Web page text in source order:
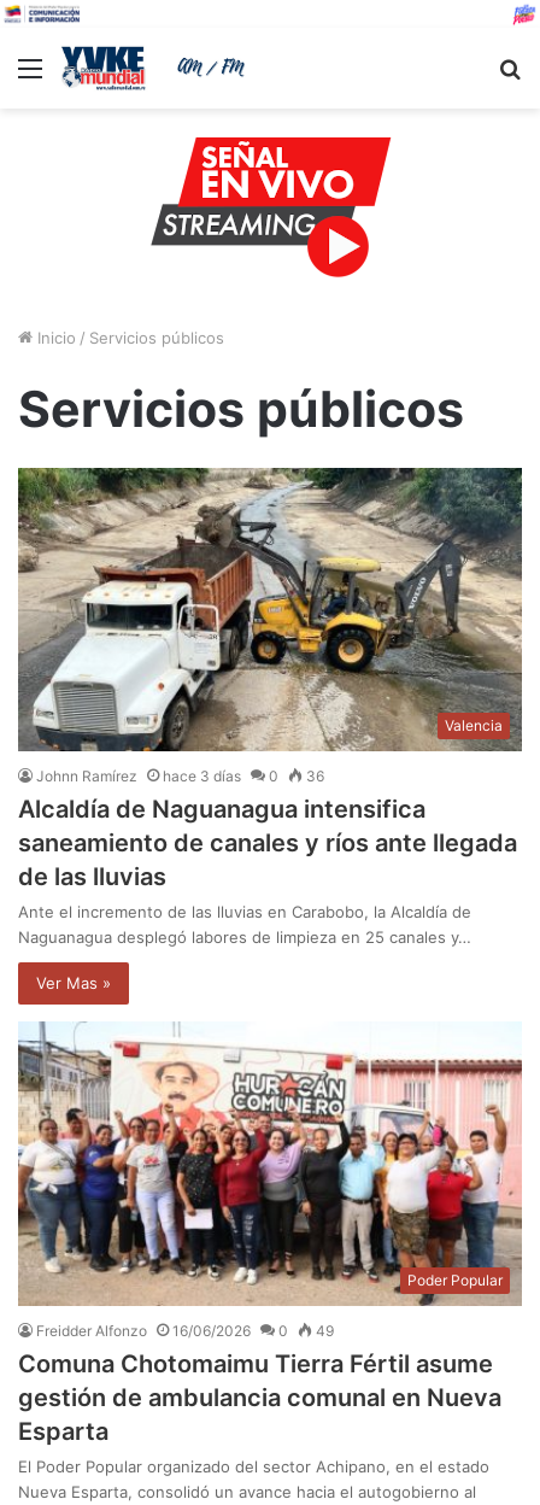
Menu
Inicio / Servicios públicos
Servicios públicos
Valencia
Johnn Ramírez hace 3 días 0 36
Alcaldía de Naguanagua intensifica
saneamiento de canales y ríos ante llegada
de las lluvias
Ante el incremento de las lluvias en Carabobo, la Alcaldía de
Naguanagua desplegó labores de limpieza en 25 canales y…
Ver Mas »
Poder Popular
Freidder Alfonzo 16/06/2026 0 49
Comuna Chotomaimu Tierra Fértil asume
gestión de ambulancia comunal en Nueva
Esparta
El Poder Popular organizado del sector Achipano, en el estado
Nueva Esparta, consolidó un avance hacia el autogobierno al